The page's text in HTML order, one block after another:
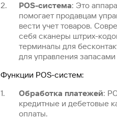
POS-система: Это
помогает продавцам
вести учет товаров.
себя сканеры штрих-
терминалы для
для управления запасами
Функции POS-систем:
Обработка платежей:
кредитные и дебетовые
оплаты.